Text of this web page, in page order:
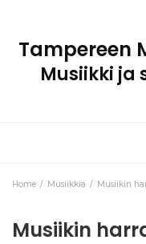
Tampereen
Musiikki ja
Home Musiikkia Musiikin
Musiikin